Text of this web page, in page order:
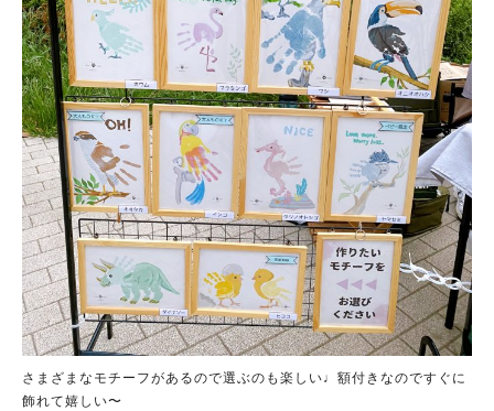
さまざまなモチーフがあるので選ぶのも楽しい♩額付きなのですぐに
飾れて嬉しい〜